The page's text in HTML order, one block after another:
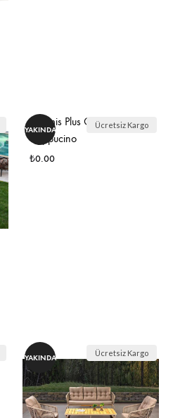
LISTESINE
EKLE
LISTESINE
YAKINDA Ücretsiz Kargo
Artemis Plus Oturma Grubu
Cappucino
₺0.00
YAKINDA Ücretsiz Kargo